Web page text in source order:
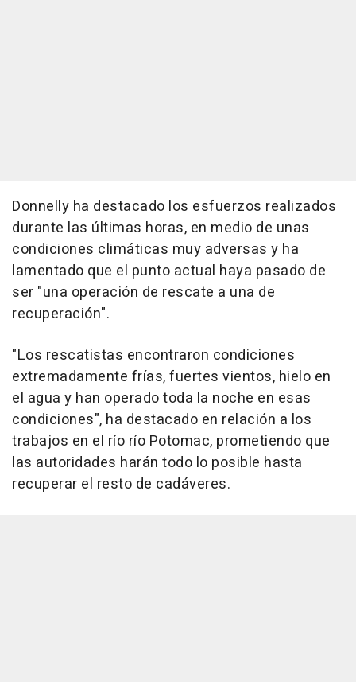
Donnelly ha destacado los esfuerzos realizados
durante las últimas horas, en medio de unas
condiciones climáticas muy adversas y ha
lamentado que el punto actual haya pasado de
ser "una operación de rescate a una de
recuperación".
"Los rescatistas encontraron condiciones
extremadamente frías, fuertes vientos, hielo en
el agua y han operado toda la noche en esas
condiciones", ha destacado en relación a los
trabajos en el río río Potomac, prometiendo que
las autoridades harán todo lo posible hasta
recuperar el resto de cadáveres.